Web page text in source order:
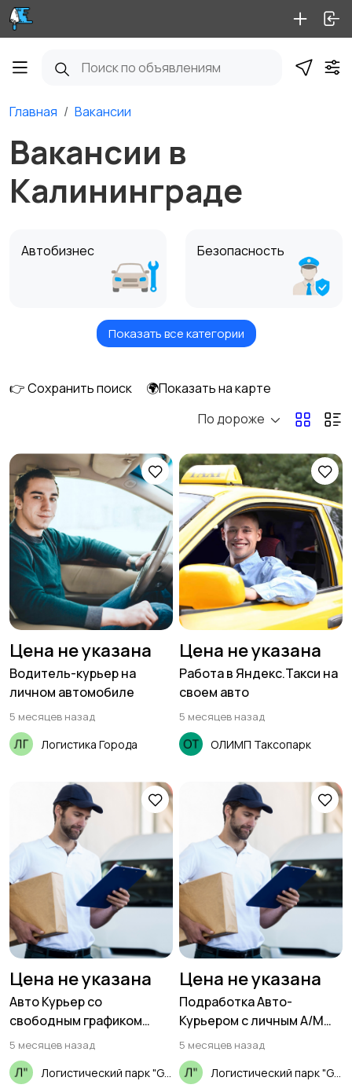
Главная Вакансии
Вакансии в
Калининграде
Автобизнес Безопасность
Бытовые услуги и
Высший менеджмент
Добыча сырья,
энергетика
Домашний персонал Издательства и СМИ
Информационные
технологии
Искусство и
развлечения
Магазины Маркетинг и реклама
Медицина Начало карьеры
Образование и наука Офисный персонал
Перевозки, склад,
закупки
Продажи
Производство
Рестораны и
общепит
Показать все категории
👉 Сохранить поиск
🌍Показать на карте
По дороже
Цена не указана
Водитель-курьер на
личном автомобиле
5 месяцев назад
Логистика Города
Цена не указана
Работа в Яндекс.Такси на
своем авто
5 месяцев назад
ОЛИМП Таксопарк
Цена не указана
Авто Курьер со
свободным графиком
(18+)
5 месяцев назад
Цена не указана
Подработка Авто-
Курьером с личным А/М
(18+)
5 месяцев назад